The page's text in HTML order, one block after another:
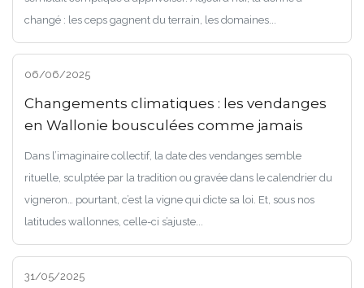
changé : les ceps gagnent du terrain, les domaines...
06/06/2025
Changements climatiques : les vendanges
en Wallonie bousculées comme jamais
Dans l’imaginaire collectif, la date des vendanges semble
rituelle, sculptée par la tradition ou gravée dans le calendrier du
vigneron… pourtant, c’est la vigne qui dicte sa loi. Et, sous nos
latitudes wallonnes, celle-ci s’ajuste...
31/05/2025